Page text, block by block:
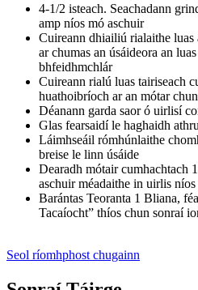
4-1/2 isteach. Seachadann
amp níos mó aschuir
Cuireann dhiailiú rialaithe
ar chumas an úsáideora an
bhfeidhmchlár
Cuireann rialú luas tairiseach
huathoibríoch ar an mótar
Déanann garda saor ó uirlisí
Glas fearsaidí le haghaidh
Láimhseáil rómhúnlaithe
breise le linn úsáide
Dearadh mótair cumhachtach
aschuir méadaithe in uirlis
Barántas Teoranta 1 Bliana,
Tacaíocht” thíos chun sonraí
Seol ríomhphost chugainn